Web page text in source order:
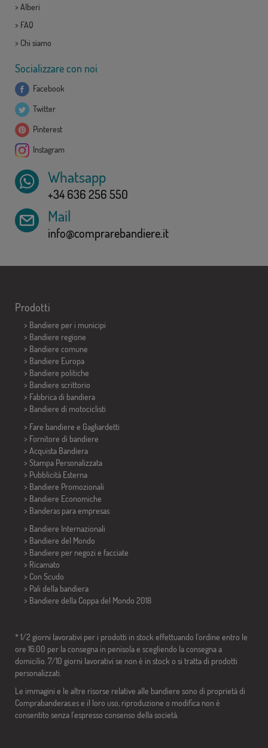
> Alberi
> FAQ
> Chi siamo
Socializzare con noi
Facebook
Twitter
Pinterest
Instagram
Whatsapp
+34 636 256 550
Mail
info@comprarebandiere.it
Prodotti
> Bandiere per i municipi
> Bandiere regione
> Bandiere comune
> Bandiere Europa
> Bandiere politiche
> Bandiere scrittorio
> Fabbrica di bandiera
> Bandiere di motociclisti
> Fare bandiere e Gagliardetti
> Fornitore di bandiere
> Acquista Bandiera
> Stampa Personalizzata
> Pubblicità Esterna
> Bandiere Promozionali
> Bandiere Economiche
> Banderas para empresas
> Bandiere Internazionali
> Bandiere del Mondo
> Bandiere per negozi e facciate
> Ricamato
> Con Scudo
> Pali della bandiera
> Bandiere della Coppa del Mondo 2018
* 1/2 giorni lavorativi per i prodotti in stock effettuando l'ordine entro le
ore 16:00 per la consegna in penisola e scegliendo la consegna a
domicilio. 7/10 giorni lavorativi se non è in stock o si tratta di prodotti
personalizzati.
Le immagini e le altre risorse relative alle bandiere sono di proprietà di
Comprabanderas.es e il loro uso, riproduzione o modifica non è
consentito senza l'espresso consenso della società.